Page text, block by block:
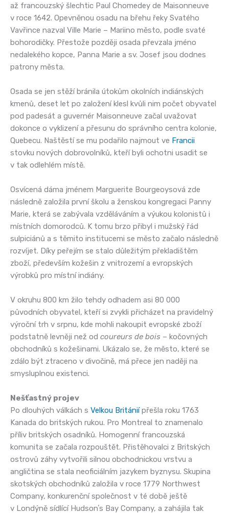
až francouzský šlechtic Paul Chomedey de Maisonneuve
v roce 1642. Opevněnou osadu na břehu řeky Svatého
Vavřince nazval Ville Marie – Mariino město, podle svaté
bohorodičky. Přestože později osada převzala jméno
nedalekého kopce, Panna Marie a sv. Josef jsou dodnes
patrony města.
Osada se jen stěží bránila útokům okolních indiánských
kmenů, deset let po založení klesl kvůli nim počet obyvatel
pod padesát a guvernér Maisonneuve začal uvažovat
dokonce o vyklizení a přesunu do správního centra kolonie,
Quebecu. Naštěstí se mu podařilo najmout ve Francii
stovku nových dobrovolníků, kteří byli ochotni usadit se
v tak odlehlém místě.
Osvícená dáma jménem Marguerite Bourgeoysová zde
následně založila první školu a ženskou kongregaci Panny
Marie, která se zabývala vzděláváním a výukou kolonistů i
místních domorodců. K tomu brzo přibyl i mužský řád
sulpiciánů a s těmito institucemi se město začalo následně
rozvíjet. Díky peřejím se stalo důležitým překladištěm
zboží, především kožešin z vnitrozemí a evropských
výrobků pro místní indiány.
V okruhu 800 km žilo tehdy odhadem asi 80 000
původních obyvatel, kteří si zvykli přicházet na pravidelný
výroční trh v srpnu, kde mohli nakoupit evropské zboží
podstatně levněji než od coureurs de bois – kočovných
obchodníků s kožešinami. Ukázalo se, že město, které se
zdálo být ztraceno v divočině, má přece jen naději na
smysluplnou existenci.
Nešťastný projev
Po dlouhých válkách s Velkou Britániípřešla roku 1763
Kanada do britských rukou. Pro Montreal to znamenalo
příliv britských osadníků. Homogenní francouzská
komunita se začala rozpouštět. Přistěhovalci z Britských
ostrovů záhy vytvořili silnou obchodnickou vrstvu a
angličtina se stala neoficiálním jazykem byznysu. Skupina
skotských obchodníků založila v roce 1779 Northwest
Company, konkurenční společnost v té době ještě
v Londýně sídlící Hudsonʼs Bay Company, a zahájila tak